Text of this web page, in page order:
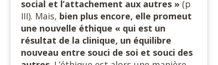
social et l’attachement aux autres »(p
III). Mais, bien plus encore, elle promeut
une nouvelle éthique « qui est un
résultat de la clinique, un équilibre
nouveau entre souci de soi et souci des